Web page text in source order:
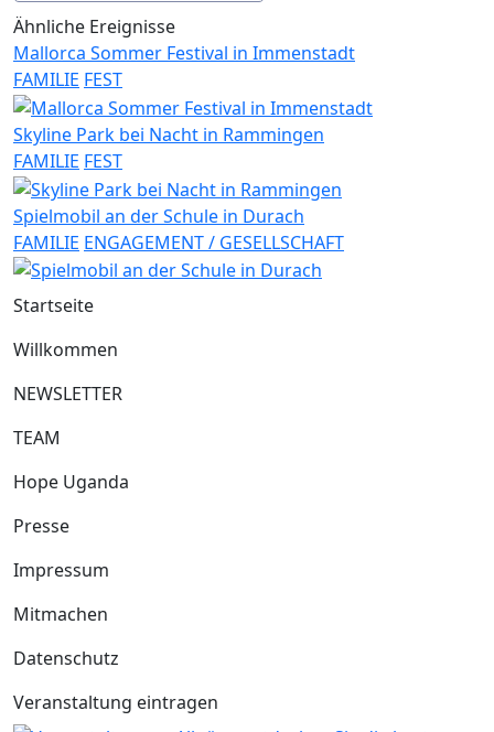
Ähnliche Ereignisse
Mallorca Sommer Festival in Immenstadt
FAMILIE FEST
Skyline Park bei Nacht in Rammingen
FAMILIE FEST
Spielmobil an der Schule in Durach
FAMILIE ENGAGEMENT / GESELLSCHAFT
Startseite
Willkommen
NEWSLETTER
TEAM
Hope Uganda
Presse
Impressum
Mitmachen
Datenschutz
Veranstaltung eintragen